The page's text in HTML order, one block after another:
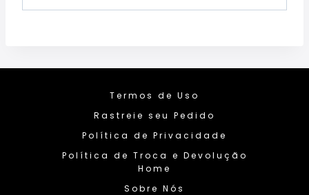
Termos de Uso
Rastreie seu Pedido
Política de Privacidade
Política de Troca e Devolução
Home
Sobre Nós